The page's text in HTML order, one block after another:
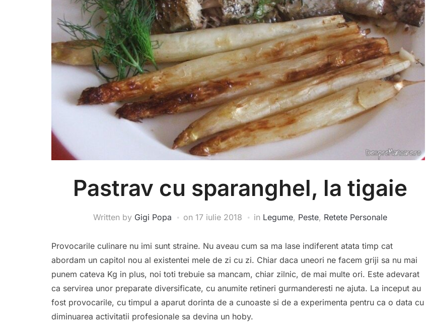
Pastrav cu sparanghel, la tigaie
Written by Gigi Popa on 17 iulie 2018 in Legume, Peste, Retete Personale
Provocarile culinare nu imi sunt straine. Nu aveau cum sa ma lase indiferent atata timp cat
abordam un capitol nou al existentei mele de zi cu zi. Chiar daca uneori ne facem griji sa nu mai
punem cateva Kg in plus, noi toti trebuie sa mancam, chiar zilnic, de mai multe ori. Este adevarat
ca servirea unor preparate diversificate, cu anumite retineri gurmanderesti ne ajuta. La inceput au
fost provocarile, cu timpul a aparut dorinta de a cunoaste si de a experimenta pentru ca o data cu
diminuarea activitatii profesionale sa devina un hoby.